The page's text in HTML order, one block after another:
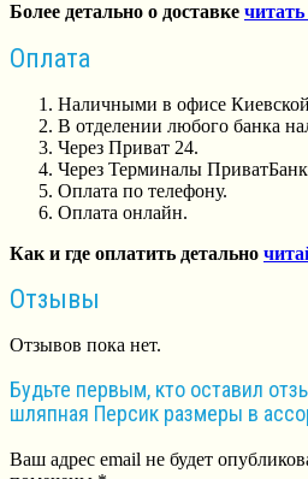
Более детально о доставке читать
Оплата
Наличными в офисе
В отделении любого банка
Через Приват 24.
Через Терминалы
Оплата по телефону.
Оплата онлайн.
Как и где оплатить детально
Отзывы
Отзывов пока нет.
Будьте первым, кто оставил
шляпная Персик размеры в
Ваш адрес email не будет